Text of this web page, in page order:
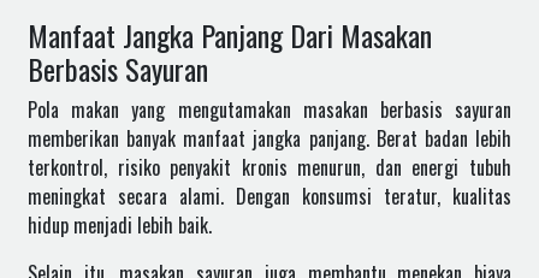
Manfaat Jangka Panjang Dari Masakan
Berbasis Sayuran
Pola makan yang mengutamakan masakan berbasis sayuran
memberikan banyak manfaat jangka panjang. Berat badan lebih
terkontrol, risiko penyakit kronis menurun, dan energi tubuh
meningkat secara alami. Dengan konsumsi teratur, kualitas
hidup menjadi lebih baik.